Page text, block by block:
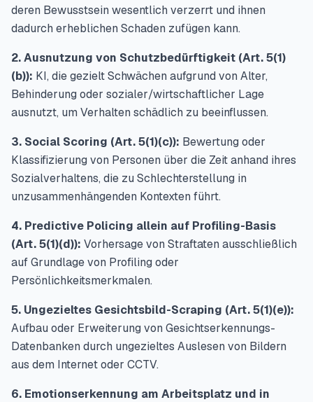
deren Bewusstsein wesentlich verzerrt und ihnen
dadurch erheblichen Schaden zufügen kann.
2. Ausnutzung von Schutzbedürftigkeit (Art. 5(1)
(b)): KI, die gezielt Schwächen aufgrund von Alter,
Behinderung oder sozialer/wirtschaftlicher Lage
ausnutzt, um Verhalten schädlich zu beeinflussen.
3. Social Scoring (Art. 5(1)(c)): Bewertung oder
Klassifizierung von Personen über die Zeit anhand ihres
Sozialverhaltens, die zu Schlechterstellung in
unzusammenhängenden Kontexten führt.
4. Predictive Policing allein auf Profiling-Basis
(Art. 5(1)(d)): Vorhersage von Straftaten ausschließlich
auf Grundlage von Profiling oder
Persönlichkeitsmerkmalen.
5. Ungezieltes Gesichtsbild-Scraping (Art. 5(1)(e)):
Aufbau oder Erweiterung von Gesichtserkennungs-
Datenbanken durch ungezieltes Auslesen von Bildern
aus dem Internet oder CCTV.
6. Emotionserkennung am Arbeitsplatz und in